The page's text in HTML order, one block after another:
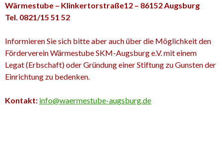
Wärmestube – Klinkertorstraße12 – 86152 Augsburg
Tel. 0821/15 51 52
Informieren Sie sich bitte aber auch über die Möglichkeit den
Förderverein Wärmestube SKM-Augsburg e.V. mit einem
Legat (Erbschaft) oder Gründung einer Stiftung zu Gunsten der
Einrichtung zu bedenken.
Kontakt: info@waermestube-augsburg.de